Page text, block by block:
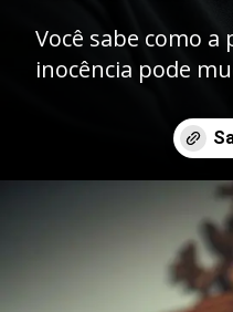
Você sabe como a
inocência pode
https://